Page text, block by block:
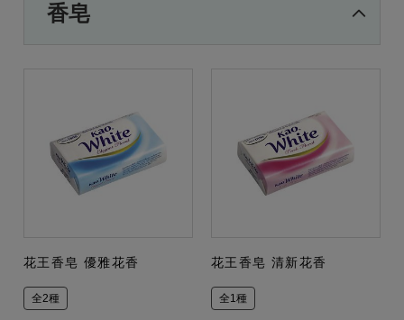
香皂
花王香皂 優雅花香
全2種
花王香皂 清新花香
全1種